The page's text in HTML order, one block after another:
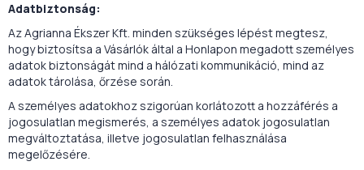
Adatbiztonság:
Az Agrianna Ékszer Kft. minden szükséges lépést megtesz,
hogy biztosítsa a Vásárlók által a Honlapon megadott személyes
adatok biztonságát mind a hálózati kommunikáció, mind az
adatok tárolása, őrzése során.
A személyes adatokhoz szigorúan korlátozott a hozzáférés a
jogosulatlan megismerés, a személyes adatok jogosulatlan
megváltoztatása, illetve jogosulatlan felhasználása
megelőzésére.